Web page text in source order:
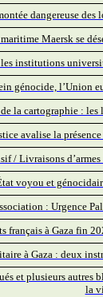
dangereuse
Maersk se
institutions
génocide, l’Union
la cartographie : les
avalise la
/ Livraisons
voyou et
: Urgence
français à Gaza fin
à Gaza : deux
et plusieurs autres
la